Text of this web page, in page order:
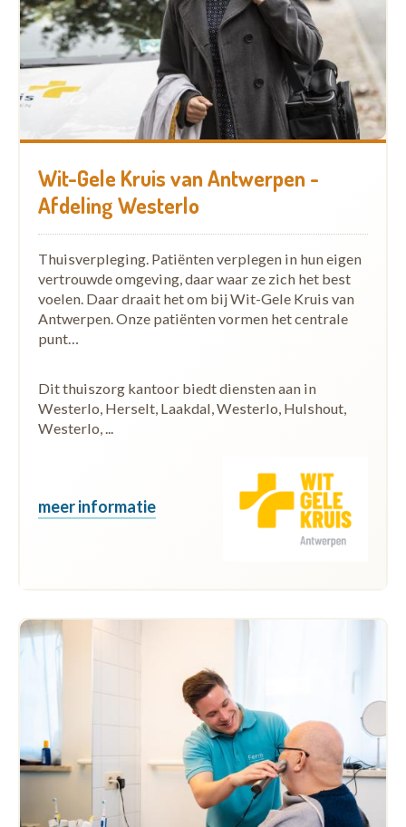
Wit-Gele Kruis van Antwerpen -
Afdeling Westerlo
Thuisverpleging. Patiënten verplegen in hun eigen
vertrouwde omgeving, daar waar ze zich het best
voelen. Daar draait het om bij Wit-Gele Kruis van
Antwerpen. Onze patiënten vormen het centrale
punt…
Dit thuiszorg kantoor biedt diensten aan in
Westerlo, Herselt, Laakdal, Westerlo, Hulshout,
Westerlo, ...
meer informatie